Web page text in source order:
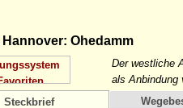
Hannover: Ohedamm
Der westliche
als Anbindung
Steckbrief